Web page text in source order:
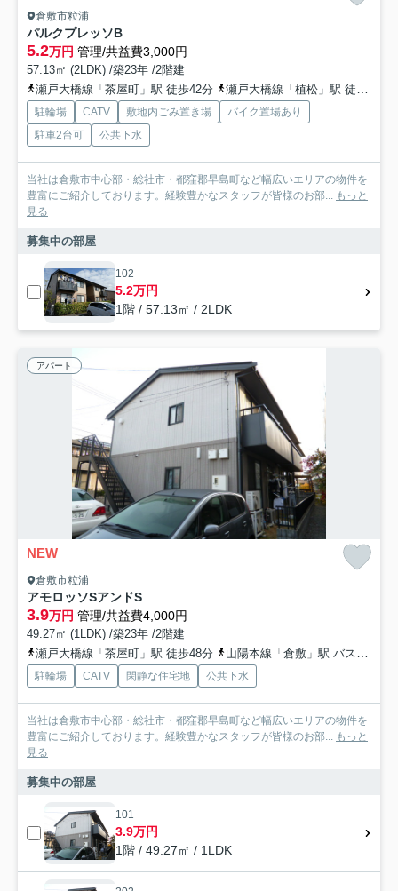
倉敷市粒浦
パルクプレッソB
5.2万円 管理/共益費3,000円
57.13㎡ (2LDK) /築23年 /2階建
瀬戸大橋線「茶屋町」駅 徒歩42分
瀬戸大橋線「植松」駅 徒歩46分
駐輪場 CATV 敷地内ごみ置き場
バイク置場あり
駐車2台可
公共下水
当社は倉敷市中心部・総社市・都窪郡早島町など幅広いエリアの物件を
豊富にご紹介しております。経験豊かなスタッフが皆様のお部... もっと
見る
募集中の部屋
102
5.2万円
1階 / 57.13㎡ / 2LDK
アパート
NEW
倉敷市粒浦
アモロッソSアンドS
3.9万円 管理/共益費4,000円
49.27㎡ (1LDK) /築23年 /2階建
瀬戸大橋線「茶屋町」駅 徒歩48分
山陽本線「倉敷」駅 バス24分 下電バス「有城」 停歩6分
駐輪場 CATV 閑静な住宅地 公共下水
当社は倉敷市中心部・総社市・都窪郡早島町など幅広いエリアの物件を
豊富にご紹介しております。経験豊かなスタッフが皆様のお部... もっと
見る
募集中の部屋
101
3.9万円
1階 / 49.27㎡ / 1LDK